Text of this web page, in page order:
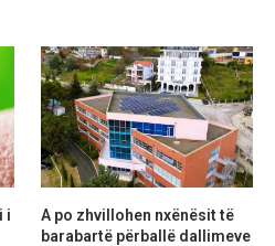
i
A po zhvillohen nxënësit të
barabartë përballë dallimeve